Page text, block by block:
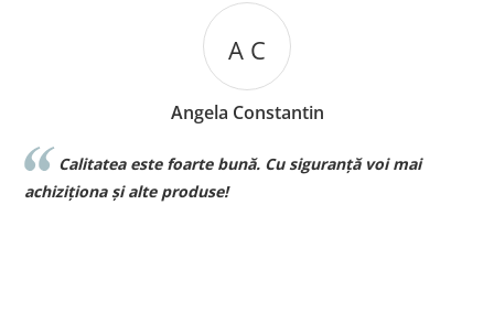
A C
Angela Constantin
Calitatea este foarte bună. Cu siguranță voi mai
achiziționa și alte produse!